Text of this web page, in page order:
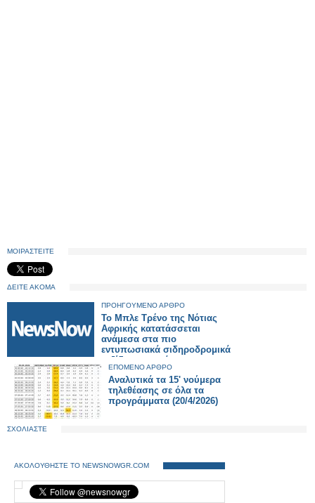
ΜΟΙΡΑΣΤΕΙΤΕ
ΔΕΙΤΕ ΑΚΟΜΑ
ΠΡΟΗΓΟΥΜΕΝΟ ΑΡΘΡΟ
Το Μπλε Τρένο της Νότιας
Αφρικής κατατάσσεται
ανάμεσα στα πιο
εντυπωσιακά σιδηροδρομικά
ταξίδια στον κόσμο.
ΕΠΟΜΕΝΟ ΑΡΘΡΟ
Αναλυτικά τα 15' νούμερα
τηλεθέασης σε όλα τα
προγράμματα (20/4/2026)
ΣΧΟΛΙΑΣΤΕ
ΑΚΟΛΟΥΘΗΣΤΕ ΤΟ NEWSNOWGR.COM